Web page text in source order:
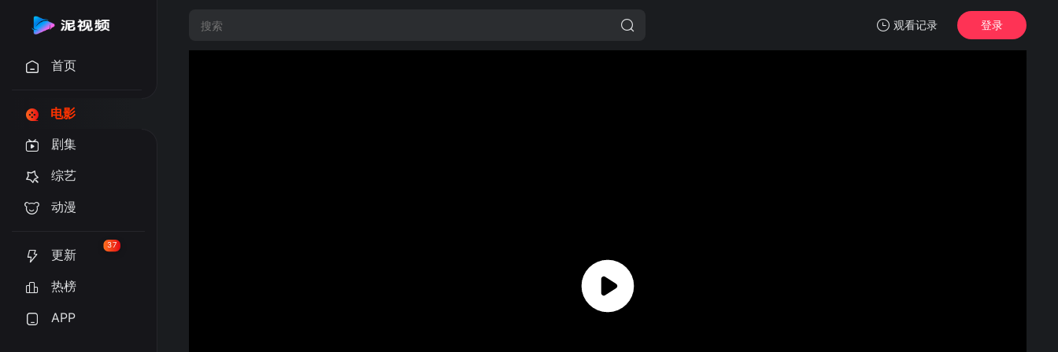
观看记录 登录
首页
电影
剧集
综艺
动漫
更新
37
热榜
APP